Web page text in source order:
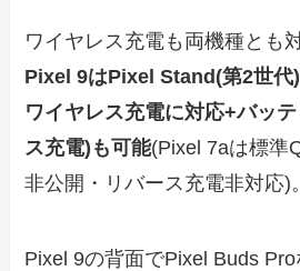
ワイヤレス充電も両機種とも
Pixel 9はPixel Stand(第2世代
ワイヤレス充電に対応+バッ
ス充電)も可能(Pixel 7aは標準
非公開・リバース充電非対応)。
Pixel 9の背面でPixel Buds